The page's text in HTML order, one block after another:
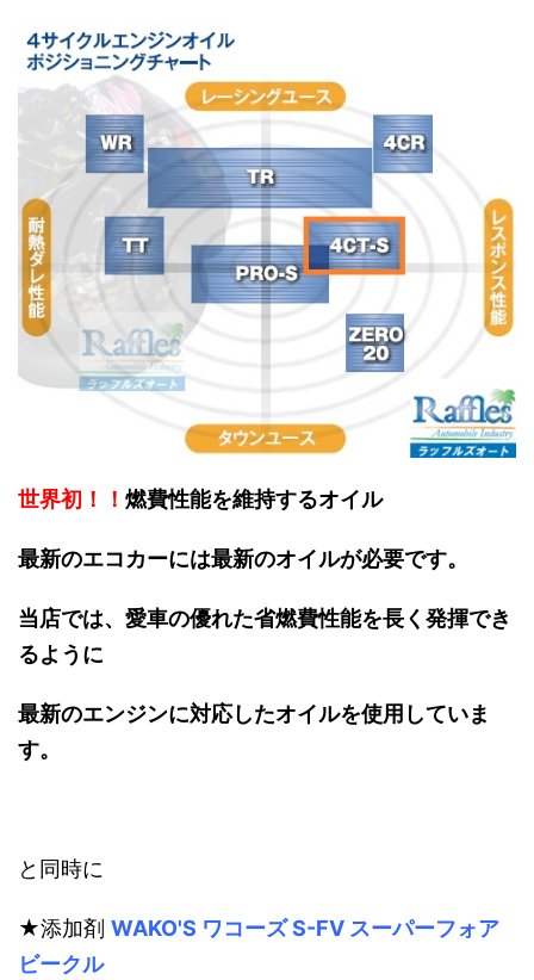
世界初！！ 燃費性能を維持するオイル
最新のエコカーには最新のオイルが必要です。
当店では、愛車の優れた省燃費性能を長く発揮でき
るように
最新のエンジンに対応したオイルを使用していま
す。
と同時に
★添加剤 WAKO'S ワコーズ S-FV スーパーフォア
ビークル